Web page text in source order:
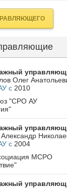
Олег
с 2010
"СРО АУ
Александр
с 2004
МСРО